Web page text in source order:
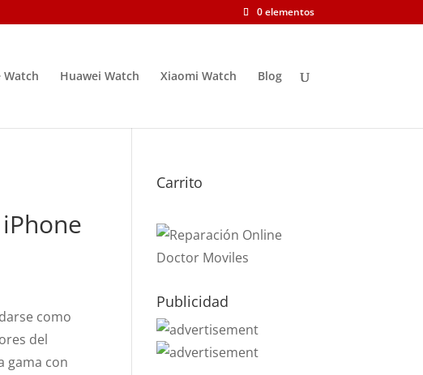
0 elementos
Watch Huawei Watch Xiaomi Watch Blog
como
del
gama con
Carrito
Publicidad